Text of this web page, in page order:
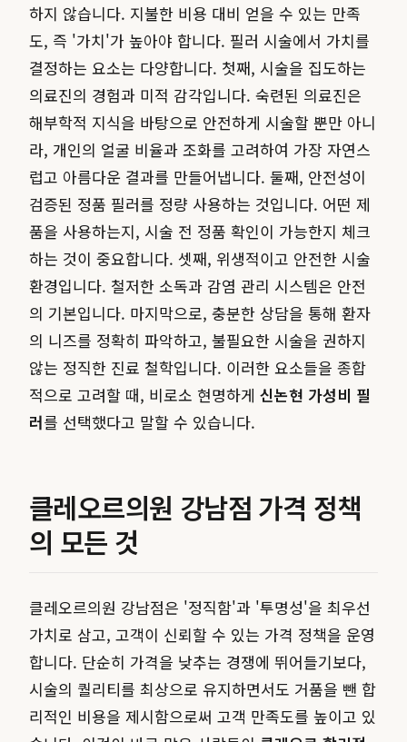
하지 않습니다. 지불한 비용 대비 얻을 수 있는 만족
도, 즉 '가치'가 높아야 합니다. 필러 시술에서 가치를
결정하는 요소는 다양합니다. 첫째, 시술을 집도하는
의료진의 경험과 미적 감각입니다. 숙련된 의료진은
해부학적 지식을 바탕으로 안전하게 시술할 뿐만 아니
라, 개인의 얼굴 비율과 조화를 고려하여 가장 자연스
럽고 아름다운 결과를 만들어냅니다. 둘째, 안전성이
검증된 정품 필러를 정량 사용하는 것입니다. 어떤 제
품을 사용하는지, 시술 전 정품 확인이 가능한지 체크
하는 것이 중요합니다. 셋째, 위생적이고 안전한 시술
환경입니다. 철저한 소독과 감염 관리 시스템은 안전
의 기본입니다. 마지막으로, 충분한 상담을 통해 환자
의 니즈를 정확히 파악하고, 불필요한 시술을 권하지
않는 정직한 진료 철학입니다. 이러한 요소들을 종합
적으로 고려할 때, 비로소 현명하게 신논현 가성비 필
러를 선택했다고 말할 수 있습니다.
클레오르의원 강남점 가격 정책
의 모든 것
클레오르의원 강남점은 '정직함'과 '투명성'을 최우선
가치로 삼고, 고객이 신뢰할 수 있는 가격 정책을 운영
합니다. 단순히 가격을 낮추는 경쟁에 뛰어들기보다,
시술의 퀄리티를 최상으로 유지하면서도 거품을 뺀 합
리적인 비용을 제시함으로써 고객 만족도를 높이고 있